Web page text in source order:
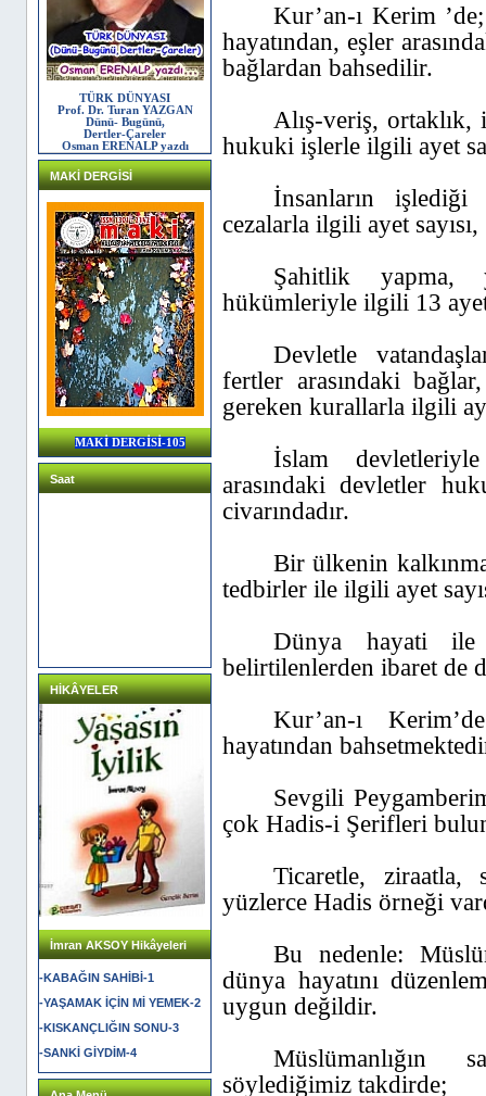
TÜRK DÜNYASI
Prof. Dr. Turan YAZGAN
Dünü- Bugünü,
Dertler-Çareler
Osman ERENALP yazdı
MAKİ DERGİSİ
MAKİ DERGİSİ-105
Saat
HİKÂYELER
İmran AKSOY Hikâyeleri
-KABAĞIN SAHİBİ-1
-YAŞAMAK İÇİN Mİ YEMEK-2
-KISKANÇLIĞIN SONU-3
-SANKİ GİYDİM-4
Kur’an-ı Kerim
hayatından, eşler
bağlardan bahsedilir.
Alış-veriş,
hukuki işlerle ilgili ayet
İnsanların
cezalarla ilgili ayet
Şahitlik yapma,
hükümleriyle ilgili 13
Devletle
fertler arasındaki
gereken kurallarla ilgili
İslam
arasındaki devletler
civarındadır.
Bir ülkenin
tedbirler ile ilgili ayet
Dünya hayati ile
belirtilenlerden ibaret de
Kur’an-ı
hayatından
Sevgili
çok Hadis-i Şerifleri
Ticaretle, ziraatla,
yüzlerce Hadis örneği
Bu nedenle:
dünya hayatını
uygun değildir.
söylediğimiz takdirde;